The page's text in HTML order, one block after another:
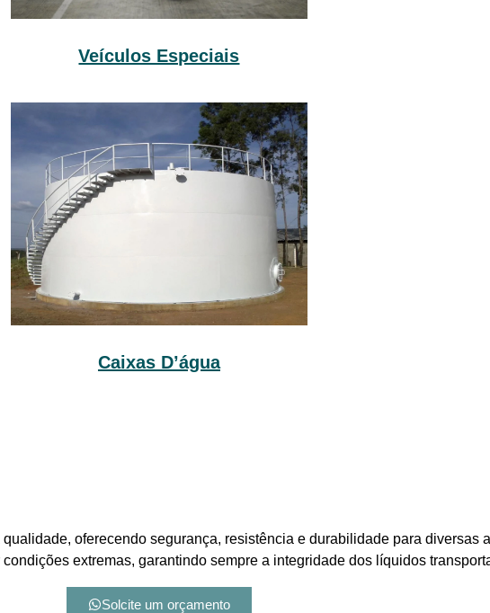
Veículos Especiais
Caixas D’água
oferecendo segurança, resistência e durabilidade para diversas
extremas, garantindo sempre a integridade dos líquidos
Solcite um orçamento